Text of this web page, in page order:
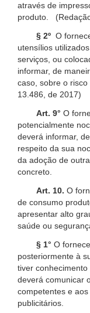
através de
produto.
§ 2º O
utensílios
serviços, ou
informar, de
caso, sobre o
13.486, de 2017)
Art. 9° O
potencialmente
deverá informar,
respeito da sua
da adoção de
concreto.
Art. 10. O
de consumo
apresentar alto
saúde ou
§ 1° O
posteriormente à
tiver
deverá comunicar
competentes e
publicitários.